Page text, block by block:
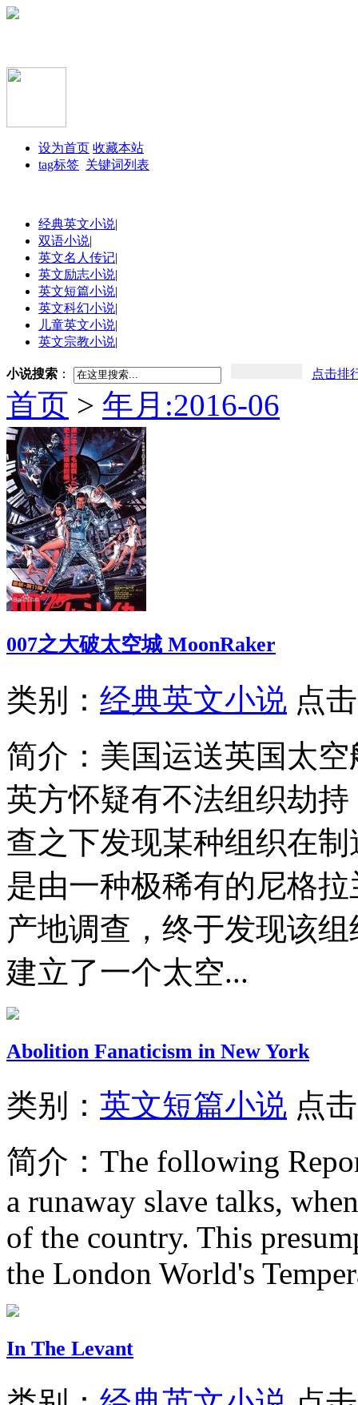
设为首页 收藏本站
tag标签 关键词列表
经典英文小说|
双语小说|
英文名人传记|
英文励志小说|
英文短篇小说|
英文科幻小说|
儿童英文小说|
英文宗教小说|
小说搜索 ： 点击排
首页 > 年月:2016-06
007之大破太空城 MoonRaker
类别： 经典英文小说 点
简介： 美国运送英国太
英方怀疑有不法组织劫
查之下发现某种组织在
是由一种极稀有的尼格
产地调查，终于发现该
建立了一个太空...
Abolition Fanaticism in New York
类别： 英文短篇小说 点
简介： The following
a runaway slave talks,
of the country. This
the London World's
In The Levant